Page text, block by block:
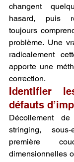
changent
hasard, puis
toujours
problème. Une
radicalement
apporte une
correction.
Identifier
défauts
Décollement
stringing, sous-
première
dimensionnelles